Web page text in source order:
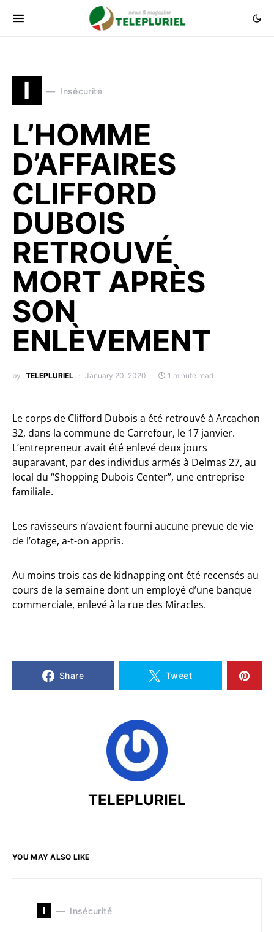
I Insécurité
L’HOMME
D’AFFAIRES
CLIFFORD
DUBOIS
RETROUVÉ
MORT APRÈS
SON
ENLÈVEMENT
by TELEPLURIEL January 20, 2020 1 minute read
Le corps de Clifford Dubois a été retrouvé à Arcachon
32, dans la commune de Carrefour, le 17 janvier.
L’entrepreneur avait été enlevé deux jours
auparavant, par des individus armés à Delmas 27, au
local du “Shopping Dubois Center”, une entreprise
familiale.
Les ravisseurs n’avaient fourni aucune prevue de vie
de l’otage, a-t-on appris.
Au moins trois cas de kidnapping ont été recensés au
cours de la semaine dont un employé d’une banque
commerciale, enlevé à la rue des Miracles.
Share Tweet
TELEPLURIEL
YOU MAY ALSO LIKE
I Insécurité